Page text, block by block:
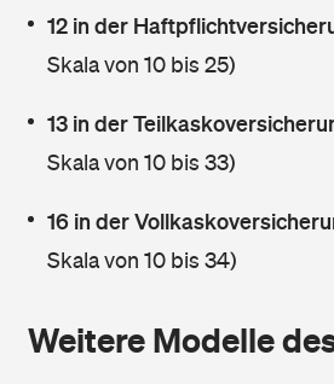
12 in der
Skala von 10 bis 25)
13 in der
Skala von 10 bis 33)
16 in der
Skala von 10 bis 34)
Weitere Modelle